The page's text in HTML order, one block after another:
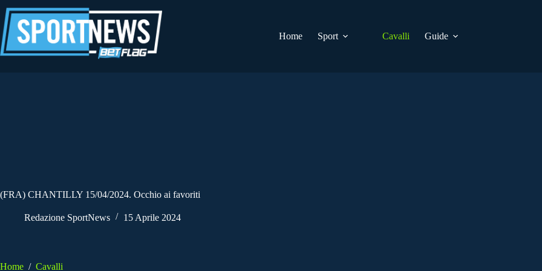
al
contenuto
Home
Sport Cavalli Guide
(FRA) CHANTILLY 15/04/2024. Occhio ai favoriti
Redazione SportNews 15 Aprile 2024
Home / Cavalli